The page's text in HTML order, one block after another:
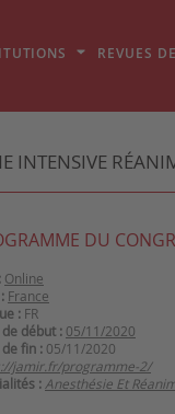
REVUES
INTENSIVE
DU
Online
France
: FR
début : 05/11/2020
fin : 05/11/2020
jamir.fr/programme-2/
: Anesthésie Et